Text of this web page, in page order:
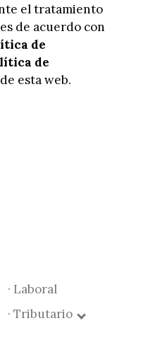
el tratamiento
de acuerdo con
de
de
de esta web.
· Laboral
· Tributario